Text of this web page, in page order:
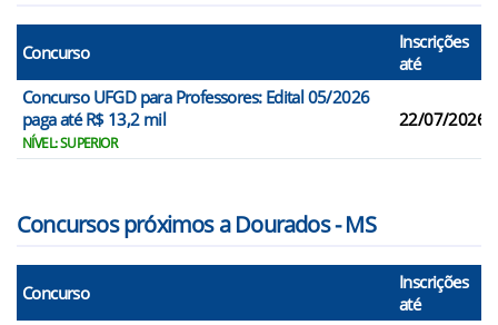
Concurso
Inscrições
até
Concurso UFGD para Professores: Edital 05/2026
paga até R$ 13,2 mil
NÍVEL: SUPERIOR
22/07/2026
Concursos próximos a Dourados - MS
Concurso
Inscrições
até